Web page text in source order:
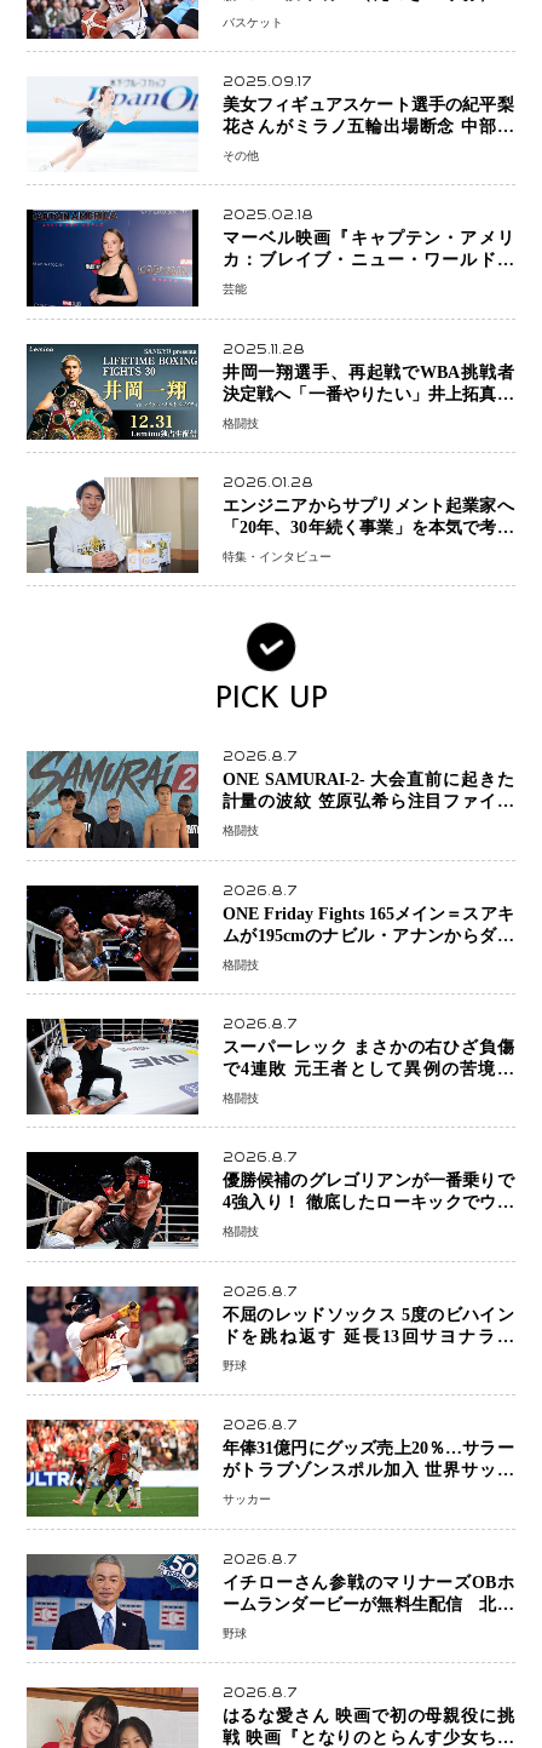
プロの現場へ―。
バスケット
2025.09.17
美女フィギュアスケート選手の紀平梨
花さんがミラノ五輪出場断念 中部選
手権欠場を発表「安全最優先の判断」
その他
2025.02.18
マーベル映画『キャプテン・アメリ
カ：ブレイブ・ニュー・ワールド』
新ブラック・ウィドウ役のシラ・ハー
芸能
2025.11.28
井岡一翔選手、再起戦でWBA挑戦者
決定戦へ「一番やりたい」井上拓真選
手との戦いも視野に
格闘技
2026.01.28
エンジニアからサプリメント起業家へ
「20年、30年続く事業」を本気で考え
た竹田嶺さんの決断
特集・インタビュー
PICK UP
2026.8.7
ONE SAMURAI-2- 大会直前に起きた
計量の波紋 笠原弘希ら注目ファイタ
ーは契約体重で決戦へ、山本歩夢と平
格闘技
2026.8.7
ONE Friday Fights 165メイン＝スアキ
ムが195cmのナビル・アナンからダウ
ン奪取！猛反撃を耐え抜き判定勝利、
格闘技
2026.8.7
スーパーレック まさかの右ひざ負傷
で4連敗 元王者として異例の苦境…
「アクシデント」でも消えない危険信
格闘技
2026.8.7
優勝候補のグレゴリアンが一番乗りで
4強入り！ 徹底したローキックでウス
ビャンを攻略、判定勝利
格闘技
2026.8.7
不屈のレッドソックス 5度のビハイン
ドを跳ね返す 延長13回サヨナラ勝
ち 吉田正尚選手も2安打1打点で貢献 4
野球
2026.8.7
年俸31億円にグッズ売上20％…サラー
がトラブゾンスポル加入 世界サッカ
ーは「五大リーグ一強」から新時代へ
サッカー
2026.8.7
イチローさん参戦のマリナーズOBホ
ームランダービーが無料生配信 北米
ならではの“魅せる興行”に世界が注目
野球
2026.8.7
はるな愛さん 映画で初の母親役に挑
戦 映画『となりのとらんす少女ちゃ